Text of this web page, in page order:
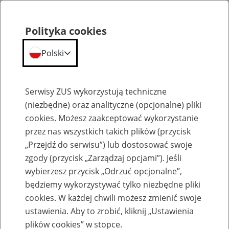
Szkolenia
Zaproś ZUS do siebie: Aktywni 50+
Polityka cookies
Polski
Serwisy ZUS wykorzystują techniczne
(niezbędne) oraz analityczne (opcjonalne) pliki
cookies. Możesz zaakceptować wykorzystanie
przez nas wszystkich takich plików (przycisk
„Przejdź do serwisu”) lub dostosować swoje
zgody (przycisk „Zarządzaj opcjami”). Jeśli
wybierzesz przycisk „Odrzuć opcjonalne”,
będziemy wykorzystywać tylko niezbędne pliki
cookies. W każdej chwili możesz zmienić swoje
ustawienia. Aby to zrobić, kliknij „Ustawienia
plików cookies” w stopce.